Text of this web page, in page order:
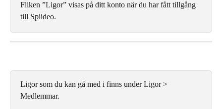
Fliken ”Ligor” visas på ditt konto när du har fått tillgång
till Spiideo.
Ligor som du kan gå med i finns under Ligor >
Medlemmar.